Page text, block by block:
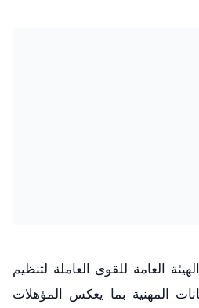
العامة للقوى العاملة لتنظيم
المهنية بما يعكس المؤهلات